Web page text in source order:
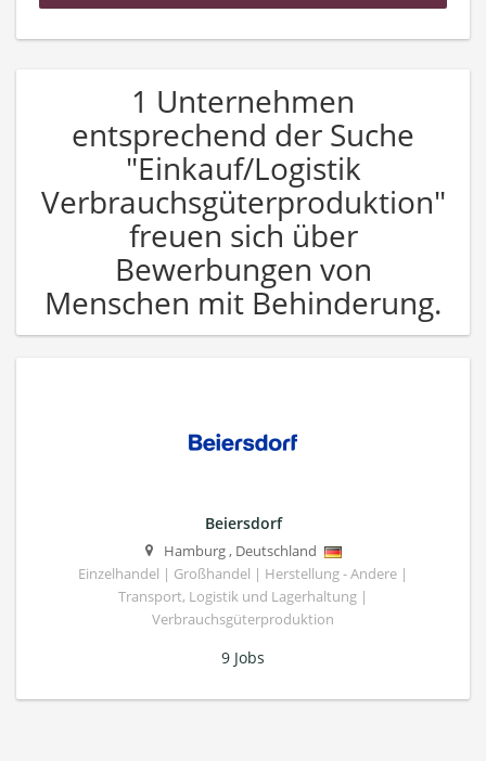
1 Unternehmen
entsprechend der Suche
"Einkauf/Logistik
Verbrauchsgüterproduktion"
freuen sich über
Bewerbungen von
Menschen mit Behinderung.
Beiersdorf
Hamburg, Deutschland
Einzelhandel | Großhandel | Herstellung - Andere |
Transport, Logistik und Lagerhaltung |
Verbrauchsgüterproduktion
9 Jobs